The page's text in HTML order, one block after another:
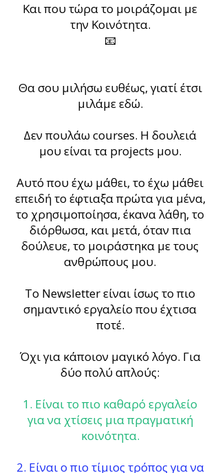
Και που τώρα το μοιράζομαι με
την Κοινότητα.
📧
Θα σου μιλήσω ευθέως, γιατί έτσι
μιλάμε εδώ.
Δεν πουλάω courses. Η δουλειά
μου είναι τα projects μου.
Αυτό που έχω μάθει, το έχω μάθει
επειδή το έφτιαξα πρώτα για μένα,
το χρησιμοποίησα, έκανα λάθη, το
διόρθωσα, και μετά, όταν πια
δούλευε, το μοιράστηκα με τους
ανθρώπους μου.
Το Newsletter είναι ίσως το πιο
σημαντικό εργαλείο που έχτισα
ποτέ.
Όχι για κάποιον μαγικό λόγο. Για
δύο πολύ απλούς:
1. Είναι το πιο καθαρό εργαλείο
για να χτίσεις μια πραγματική
κοινότητα.
2. Είναι ο πιο τίμιος τρόπος για να